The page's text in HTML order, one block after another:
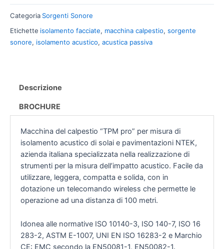
Categoria Sorgenti Sonore
Etichette isolamento facciate, macchina calpestio, sorgente
sonore, isolamento acustico, acustica passiva
Descrizione
BROCHURE
Macchina del calpestio “TPM pro” per misura di
isolamento acustico di solai e pavimentazioni NTEK,
azienda italiana specializzata nella realizzazione di
strumenti per la misura dell’impatto acustico. Facile da
utilizzare, leggera, compatta e solida, con in
dotazione un telecomando wireless che permette le
operazione ad una distanza di 100 metri.
Idonea alle normative ISO 10140-3, ISO 140-7, ISO 16
283-2, ASTM E-1007, UNI EN ISO 16283-2 e Marchio
CE: EMC secondo la EN50081-1, EN50082-1.